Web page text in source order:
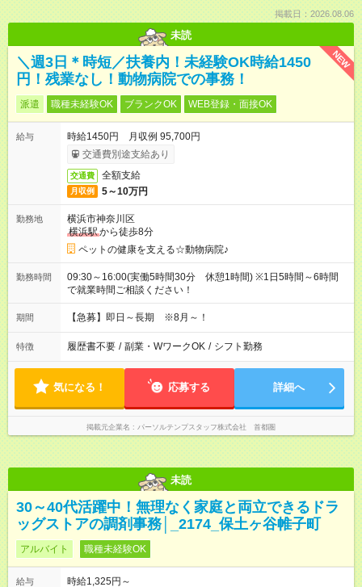
掲載日：2026.08.06
未読
NEW
＼週3日＊時短／扶養内！未経験OK時給1450
円！残業なし！動物病院での事務！
派遣 職種未経験OK ブランクOK WEB登録・面接OK
給与
時給1450円 月収例 95,700円
交通費別途支給あり
交通費 全額支給
月収例 5～10万円
勤務地
横浜市神奈川区
横浜駅から徒歩8分
ペットの健康を支える☆動物病院♪
勤務時間
09:30～16:00(実働5時間30分 休憩1時間) ※1日5時間～6時間
で就業時間ご相談ください！
期間 【急募】即日～長期 ※8月～！
特徴 履歴書不要 / 副業・WワークOK / シフト勤務
気になる！ 応募する 詳細へ
掲載元企業名 パーソルテンプスタッフ株式会社 首都圏
未読
30～40代活躍中！無理なく家庭と両立できるドラ
ッグストアの調剤事務│_2174_保土ヶ谷帷子町
アルバイト 職種未経験OK
給与
時給1,325円～